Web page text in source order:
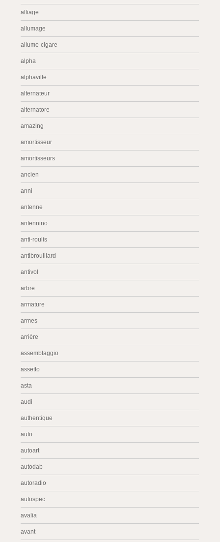
alliage
allumage
allume-cigare
alpha
alphaville
alternateur
alternatore
amazing
amortisseur
amortisseurs
ancien
anni
antenne
antennino
anti-roulis
antibrouillard
antivol
arbre
armature
armes
arrière
assemblaggio
assetto
asta
audi
authentique
auto
autoart
autodab
autoradio
autospec
avalia
avant